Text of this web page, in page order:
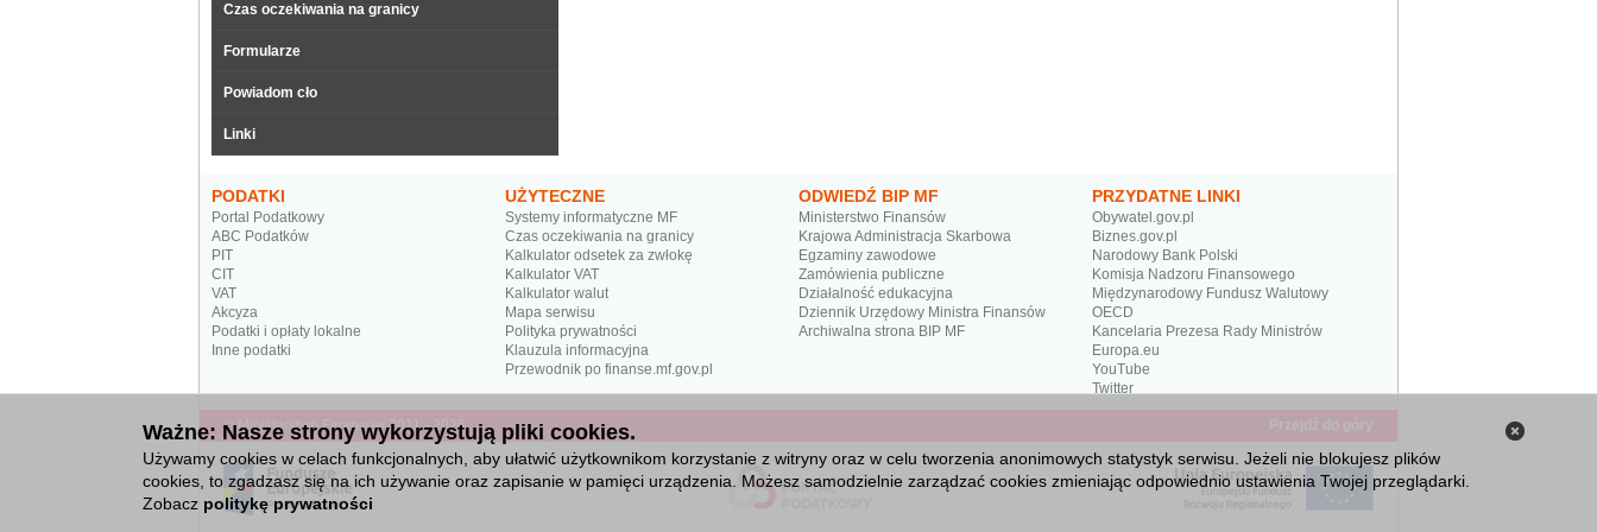
Zamknij
Ważne: Nasze strony wykorzystują pliki cookies.
Używamy cookies w celach funkcjonalnych, aby ułatwić użytkownikom korzystanie z witryny oraz w celu tworzenia anonimowych statystyk serwisu. Jeżeli nie blokujesz plików
cookies, to zgadzasz się na ich używanie oraz zapisanie w pamięci urządzenia. Możesz samodzielnie zarządzać cookies zmieniając odpowiednio ustawienia Twojej przeglądarki.
Zobacz politykę prywatności
Czas oczekiwania na granicy
Formularze
Powiadom cło
Linki
PODATKI
Portal Podatkowy
ABC Podatków
PIT
CIT
VAT
Akcyza
Podatki i opłaty lokalne
Inne podatki
UŻYTECZNE
Systemy informatyczne MF
Czas oczekiwania na granicy
Kalkulator odsetek za zwłokę
Kalkulator VAT
Kalkulator walut
Mapa serwisu
Polityka prywatności
Klauzula informacyjna
Przewodnik po finanse.mf.gov.pl
ODWIEDŹ BIP MF
Ministerstwo Finansów
Krajowa Administracja Skarbowa
Egzaminy zawodowe
Zamówienia publiczne
Działalność edukacyjna
Dziennik Urzędowy Ministra Finansów
Archiwalna strona BIP MF
PRZYDATNE LINKI
Obywatel.gov.pl
Biznes.gov.pl
Narodowy Bank Polski
Komisja Nadzoru Finansowego
Międzynarodowy Fundusz Walutowy
OECD
Kancelaria Prezesa Rady Ministrów
Europa.eu
YouTube
Twitter
© Ministerstwo Finansów 2011 - 2026